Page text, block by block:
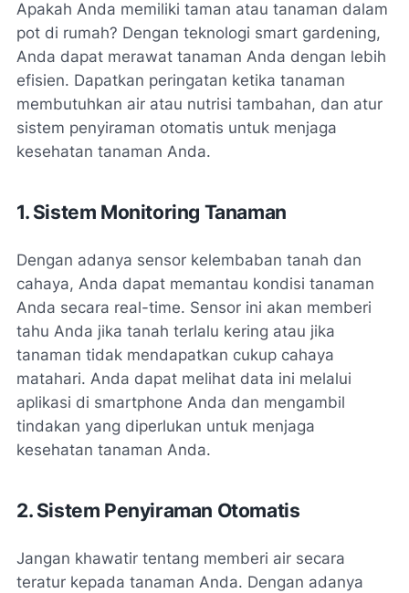
Apakah Anda memiliki taman atau tanaman dalam
pot di rumah? Dengan teknologi smart gardening,
Anda dapat merawat tanaman Anda dengan lebih
efisien. Dapatkan peringatan ketika tanaman
membutuhkan air atau nutrisi tambahan, dan atur
sistem penyiraman otomatis untuk menjaga
kesehatan tanaman Anda.
1. Sistem Monitoring Tanaman
Dengan adanya sensor kelembaban tanah dan
cahaya, Anda dapat memantau kondisi tanaman
Anda secara real-time. Sensor ini akan memberi
tahu Anda jika tanah terlalu kering atau jika
tanaman tidak mendapatkan cukup cahaya
matahari. Anda dapat melihat data ini melalui
aplikasi di smartphone Anda dan mengambil
tindakan yang diperlukan untuk menjaga
kesehatan tanaman Anda.
2. Sistem Penyiraman Otomatis
Jangan khawatir tentang memberi air secara
teratur kepada tanaman Anda. Dengan adanya